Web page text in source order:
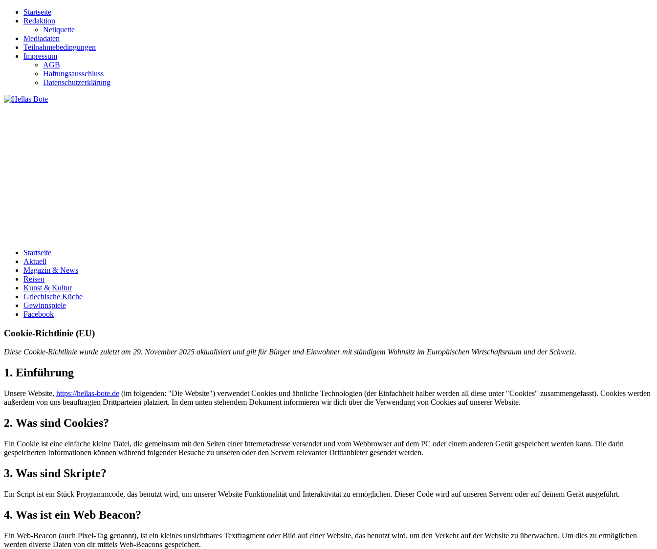
Zum
Inhalt
Startseite
Redaktion
Netiquette
Mediadaten
Teilnahmebedingungen
Impressum
AGB
Haftungsausschluss
Datenschutzerklärung
Startseite
Aktuell
Magazin & News
Reisen
Kunst & Kultur
Griechische Küche
Gewinnspiele
Facebook
Cookie-Richtlinie (EU)
Diese Cookie-Richtlinie wurde zuletzt am 29. November 2025 aktualisiert und gilt für Bürger und Einwohner mit ständigem Wohnsitz im Europäischen Wirtschaftsraum und der Schweiz.
1. Einführung
Unsere Website, https://hellas-bote.de (im folgenden: "Die Website") verwendet Cookies und ähnliche Technologien (der Einfachheit halber werden all diese unter "Cookies" zusammengefasst). Cookies werden
außerdem von uns beauftragten Drittparteien platziert. In dem unten stehendem Dokument informieren wir dich über die Verwendung von Cookies auf unserer Website.
2. Was sind Cookies?
Ein Cookie ist eine einfache kleine Datei, die gemeinsam mit den Seiten einer Internetadresse versendet und vom Webbrowser auf dem PC oder einem anderen Gerät gespeichert werden kann. Die darin
gespeicherten Informationen können während folgender Besuche zu unseren oder den Servern relevanter Drittanbieter gesendet werden.
3. Was sind Skripte?
Ein Script ist ein Stück Programmcode, das benutzt wird, um unserer Website Funktionalität und Interaktivität zu ermöglichen. Dieser Code wird auf unseren Servern oder auf deinem Gerät ausgeführt.
4. Was ist ein Web Beacon?
Ein Web-Beacon (auch Pixel-Tag genannt), ist ein kleines unsichtbares Textfragment oder Bild auf einer Website, das benutzt wird, um den Verkehr auf der Website zu überwachen. Um dies zu ermöglichen
werden diverse Daten von dir mittels Web-Beacons gespeichert.